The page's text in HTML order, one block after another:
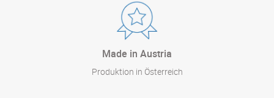
Made in Austria
Produktion in Österreich